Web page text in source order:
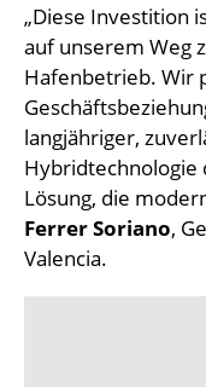
„Diese Investition
auf unserem Weg
Hafenbetrieb. Wir
langjähriger,
Hybridtechnologie
Lösung, die
Ferrer Soriano,
Valencia.